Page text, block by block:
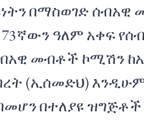
በማስወገድ
ዓለም አቀፍ
መብቶች ኮሚሽን
(ኢሰመድህ)
በተለያዩ